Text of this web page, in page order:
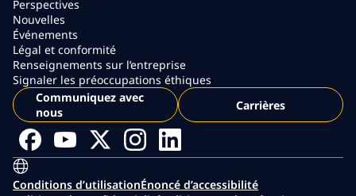
Perspectives
Nouvelles
Événements
Légal et conformité
Renseignements sur l’entreprise
Signaler les préoccupations éthiques
Communiquez avec
nous
Carrières
Conditions d’utilisationÉnoncé d’accessibilité